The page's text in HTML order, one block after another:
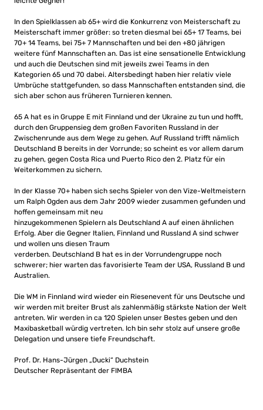
In den Spielklassen ab 65+ wird die Konkurrenz von Meisterschaft zu
Meisterschaft immer größer: so treten diesmal bei 65+ 17 Teams, bei
70+ 14 Teams, bei 75+ 7 Mannschaften und bei den +80 jährigen
weitere fünf Mannschaften an. Das ist eine sensationelle Entwicklung
und auch die Deutschen sind mit jeweils zwei Teams in den
Kategorien 65 und 70 dabei. Altersbedingt haben hier relativ viele
Umbrüche stattgefunden, so dass Mannschaften entstanden sind, die
sich aber schon aus früheren Turnieren kennen.
65 A hat es in Gruppe E mit Finnland und der Ukraine zu tun und hofft,
durch den Gruppensieg dem großen Favoriten Russland in der
Zwischenrunde aus dem Wege zu gehen. Auf Russland trifft nämlich
Deutschland B bereits in der Vorrunde; so scheint es vor allem darum
zu gehen, gegen Costa Rica und Puerto Rico den 2. Platz für ein
Weiterkommen zu sichern.
In der Klasse 70+ haben sich sechs Spieler von den Vize-Weltmeistern
um Ralph Ogden aus dem Jahr 2009 wieder zusammen gefunden und
hoffen gemeinsam mit neu
hinzugekommenen Spielern als Deutschland A auf einen ähnlichen
Erfolg. Aber die Gegner Italien, Finnland und Russland A sind schwer
und wollen uns diesen Traum
verderben. Deutschland B hat es in der Vorrundengruppe noch
schwerer; hier warten das favorisierte Team der USA, Russland B und
Australien.
Die WM in Finnland wird wieder ein Riesenevent für uns Deutsche und
wir werden mit breiter Brust als zahlenmäßig stärkste Nation der Welt
antreten. Wir werden in ca 120 Spielen unser Bestes geben und den
Maxibasketball würdig vertreten. Ich bin sehr stolz auf unsere große
Delegation und unsere tiefe Freundschaft.
Prof. Dr. Hans-Jürgen „Ducki“ Duchstein
Deutscher Repräsentant der FIMBA